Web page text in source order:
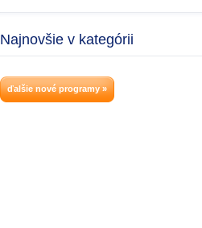
Najnovšie v kategórii
ďalšie nové programy »